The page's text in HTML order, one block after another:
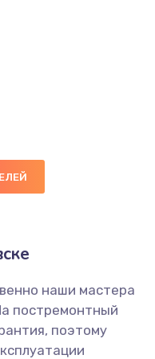
наши мастера
постремонтный
поэтому